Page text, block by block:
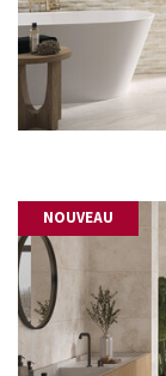
NOUVEAU